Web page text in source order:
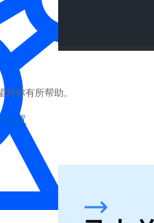
你有所帮助。
设置